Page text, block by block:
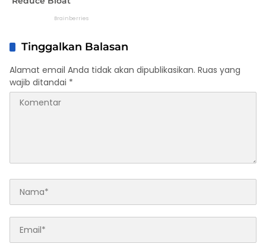
Tinggalkan Balasan
Alamat email Anda tidak akan dipublikasikan. Ruas yang
wajib ditandai *